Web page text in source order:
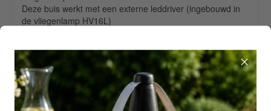
Deze buis werkt met een externe leddriver (ingebouwd in
de vliegenlamp HV16L)
4 Watt
300 mm
Speciaal geschikt voor de Flystopper HV16L.